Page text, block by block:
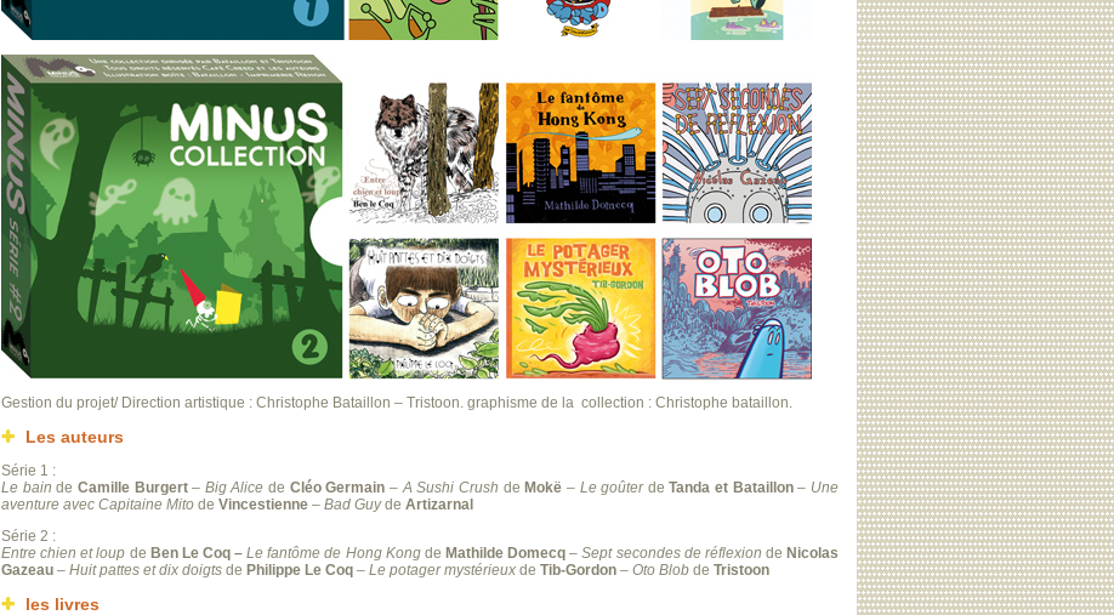
Gestion du projet/ Direction artistique : Christophe Bataillon – Tristoon. graphisme de la collection : Christophe bataillon.
Les auteurs
Série 1 :
Le bain de Camille Burgert– Big Alice de Cléo Germain –A Sushi Crush de Mokë – Le goûter deTanda et Bataillon– Une
aventure avec Capitaine Mito de Vincestienne – Bad Guyde Artizarnal
Série 2 :
Entre chien et loup de Ben Le Coq –Le fantôme de Hong Kongde Mathilde Domecq –Sept secondes de réflexion de Nicolas
Gazeau – Huit pattes et dix doigts de Philippe Le Coq – Le potager mystérieux de Tib-Gordon – Oto Blob de Tristoon
les livres